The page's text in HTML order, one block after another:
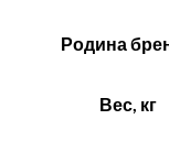
Родина
Вес, кг